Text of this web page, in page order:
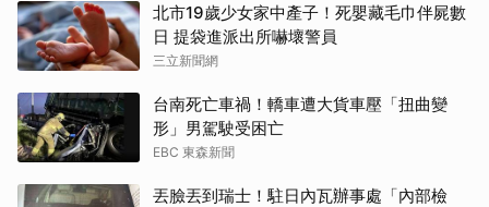
北市19歲少女家中產子！死嬰藏毛巾伴屍數
日 提袋進派出所嚇壞警員
三立新聞網
台南死亡車禍！轎車遭大貨車壓「扭曲變
形」男駕駛受困亡
EBC 東森新聞
丟臉丟到瑞士！駐日內瓦辦事處「內部檢